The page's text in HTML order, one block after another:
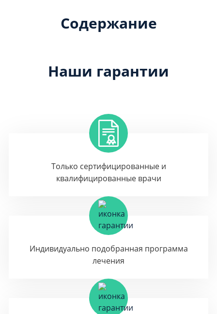
Содержание
Наши гарантии
Только сертифицированные и
квалифицированные врачи
Индивидуально подобранная программа
лечения